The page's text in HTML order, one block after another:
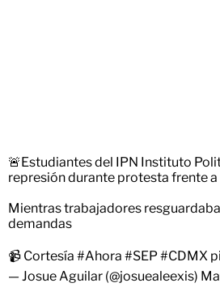
🚨Estudiantes del IPN Instituto
represión durante protesta frente a
Mientras trabajadores
demandas
📹 Cortesía #Ahora #SEP#CDMX
— Josue Aguilar (@josuealeexis)